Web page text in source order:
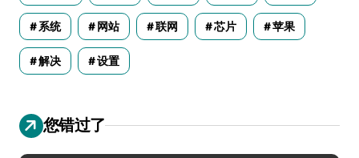
系统 网站 联网 芯片 苹果
解决 设置
您错过了